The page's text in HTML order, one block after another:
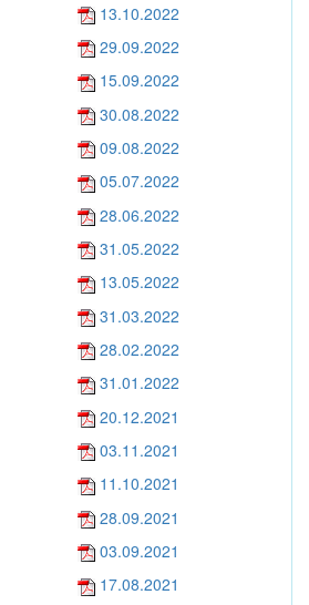
13.10.2022
29.09.2022
15.09.2022
30.08.2022
09.08.2022
05.07.2022
28.06.2022
31.05.2022
13.05.2022
31.03.2022
28.02.2022
31.01.2022
20.12.2021
03.11.2021
11.10.2021
28.09.2021
03.09.2021
17.08.2021